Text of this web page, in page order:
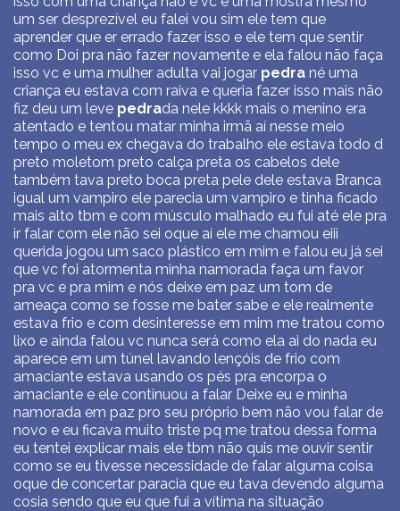
um ser desprezível eu falei vou sim ele tem que
aprender que er errado fazer isso e ele tem que sentir
como Doi pra não fazer novamente e ela falou não faça
isso vc e uma mulher adulta vai jogar pedra né uma
criança eu estava com raiva e queria fazer isso mais não
fiz deu um leve pedrada nele kkkk mais o menino era
atentado e tentou matar minha irmã aí nesse meio
tempo o meu ex chegava do trabalho ele estava todo d
preto moletom preto calça preta os cabelos dele
também tava preto boca preta pele dele estava Branca
igual um vampiro ele parecia um vampiro e tinha ficado
mais alto tbm e com músculo malhado eu fui até ele pra
ir falar com ele não sei oque aí ele me chamou eiii
querida jogou um saco plástico em mim e falou eu já sei
que vc foi atormenta minha namorada faça um favor
pra vc e pra mim e nós deixe em paz um tom de
ameaça como se fosse me bater sabe e ele realmente
estava frio e com desinteresse em mim me tratou como
lixo e ainda falou vc nunca será como ela ai do nada eu
aparece em um túnel lavando lençóis de frio com
amaciante estava usando os pés pra encorpa o
amaciante e ele continuou a falar Deixe eu e minha
namorada em paz pro seu próprio bem não vou falar de
novo e eu ficava muito triste pq me tratou dessa forma
eu tentei explicar mais ele tbm não quis me ouvir sentir
como se eu tivesse necessidade de falar alguma coisa
oque de concertar paracia que eu tava devendo alguma
cosia sendo que eu que fui a vítima na situação